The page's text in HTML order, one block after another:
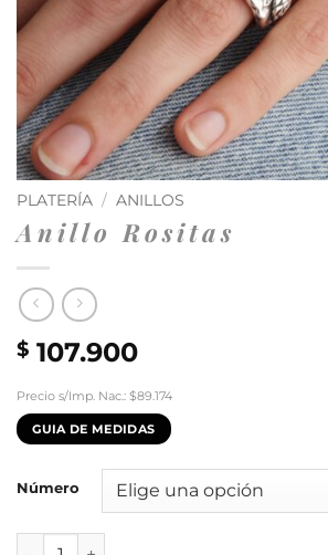
PLATERÍA / ANILLOS
Anillo Rositas
$ 107.900
Precio s/Imp. Nac.: $89.174
GUIA DE MEDIDAS
Número
Anillo Rositas cantidad